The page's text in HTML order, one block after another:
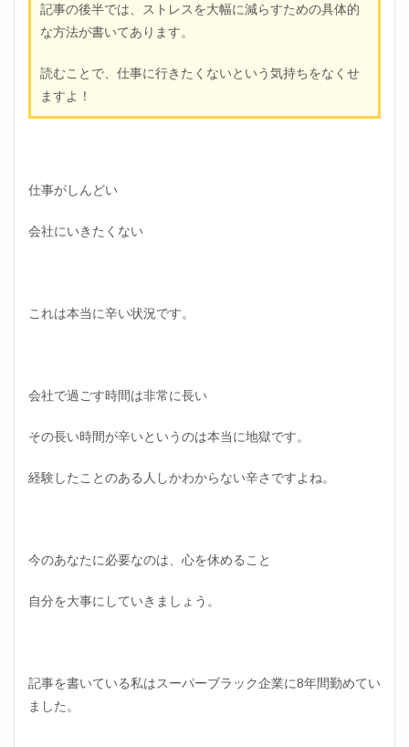
記事の後半では、ストレスを大幅に減らすための具体的
な方法が書いてあります。
読むことで、仕事に行きたくないという気持ちをなくせ
ますよ！
仕事がしんどい
会社にいきたくない
これは本当に辛い状況です。
会社で過ごす時間は非常に長い
その長い時間が辛いというのは本当に地獄です。
経験したことのある人しかわからない辛さですよね。
今のあなたに必要なのは、心を休めること
自分を大事にしていきましょう。
記事を書いている私はスーパーブラック企業に8年間勤めてい
ました。